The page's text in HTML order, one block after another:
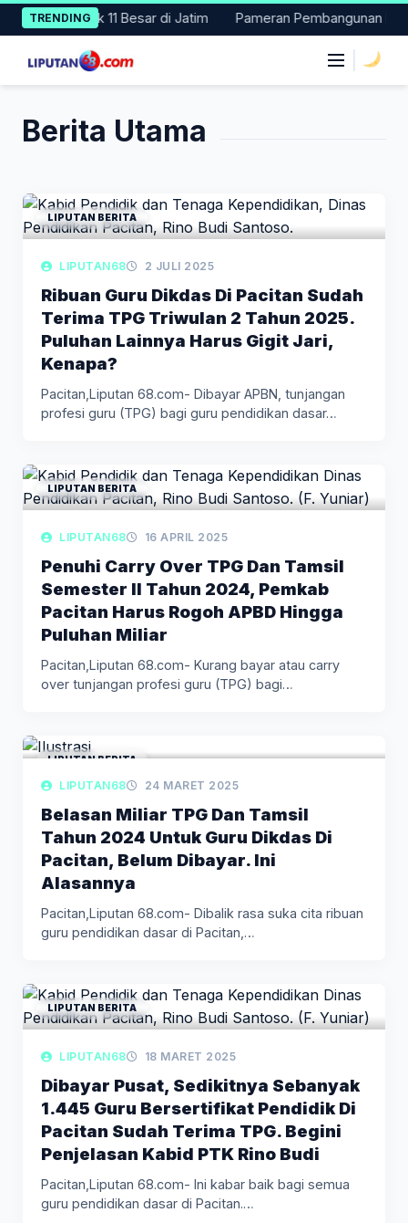
Skip
to
content
TRENDING
Masuk 11 Besar di Jatim Pameran Pembangunan NTT
Berita Utama
LIPUTAN BERITA
LIPUTAN68 2 JULI 2025
Ribuan Guru Dikdas Di Pacitan Sudah
Terima TPG Triwulan 2 Tahun 2025.
Puluhan Lainnya Harus Gigit Jari,
Kenapa?
Pacitan,Liputan 68.com- Dibayar APBN, tunjangan
profesi guru (TPG) bagi guru pendidikan dasar…
LIPUTAN BERITA
LIPUTAN68 16 APRIL 2025
Penuhi Carry Over TPG Dan Tamsil
Semester II Tahun 2024, Pemkab
Pacitan Harus Rogoh APBD Hingga
Puluhan Miliar
Pacitan,Liputan 68.com- Kurang bayar atau carry
over tunjangan profesi guru (TPG) bagi…
LIPUTAN BERITA
LIPUTAN68 24 MARET 2025
Belasan Miliar TPG Dan Tamsil
Tahun 2024 Untuk Guru Dikdas Di
Pacitan, Belum Dibayar. Ini
Alasannya
Pacitan,Liputan 68.com- Dibalik rasa suka cita ribuan
guru pendidikan dasar di Pacitan,…
LIPUTAN BERITA
LIPUTAN68 18 MARET 2025
Dibayar Pusat, Sedikitnya Sebanyak
1.445 Guru Bersertifikat Pendidik Di
Pacitan Sudah Terima TPG. Begini
Penjelasan Kabid PTK Rino Budi
Pacitan,Liputan 68.com- Ini kabar baik bagi semua
guru pendidikan dasar di Pacitan.…